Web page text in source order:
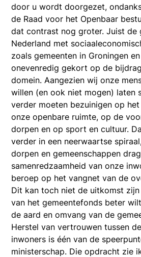
door u wordt doorgezet,
de Raad voor het Openbaar
dat contrast nog groter. Juist de
Nederland met
zoals gemeenten in Groningen
onevenredig gekort op de
domein. Aangezien wij onze
willen (en ook niet mogen) laten
verder moeten bezuinigen op
onze openbare ruimte, op de
dorpen en op sport en cultuur.
verder in een neerwaartse
dorpen en gemeenschappen
samenredzaamheid van onze
beroep op het vangnet van de
Dit kan toch niet de uitkomst
van het gemeentefonds beter
de aard en omvang van de
Herstel van vertrouwen tussen
inwoners is één van de
ministerschap. Die opdracht zie